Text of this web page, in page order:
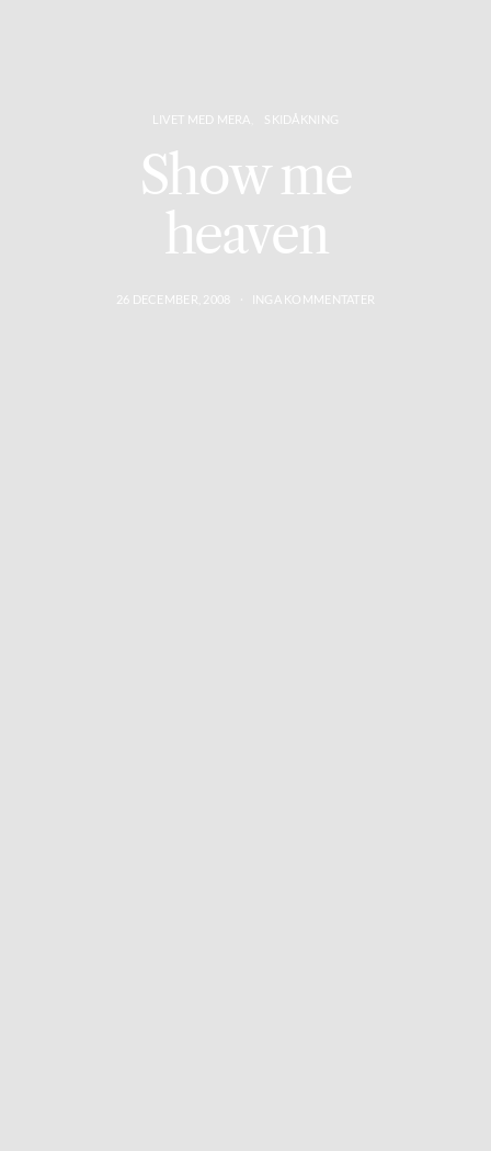
LIVET MED MERA SKIDÅKNING
Show me
heaven
26 DECEMBER, 2008 INGA KOMMENTATER